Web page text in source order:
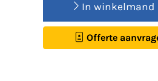
In winkelmand
Offerte